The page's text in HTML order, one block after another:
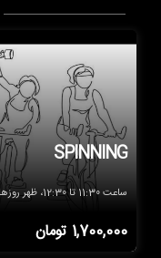
SPINNING
ساعت 11:30 تا 12:30، ظهر روزهای زوج
1,700,000 تومان